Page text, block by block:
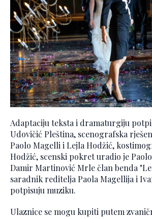
Adaptaciju teksta i dramaturgiju
Udovičić Pleština, scenografska
Paolo Magelli i Lejla Hodžić,
Hodžić, scenski pokret uradio je
Damir Martinović Mrle član benda
saradnik reditelja Paola Magellija i
potpisuju muziku.
Ulaznice se mogu kupiti putem